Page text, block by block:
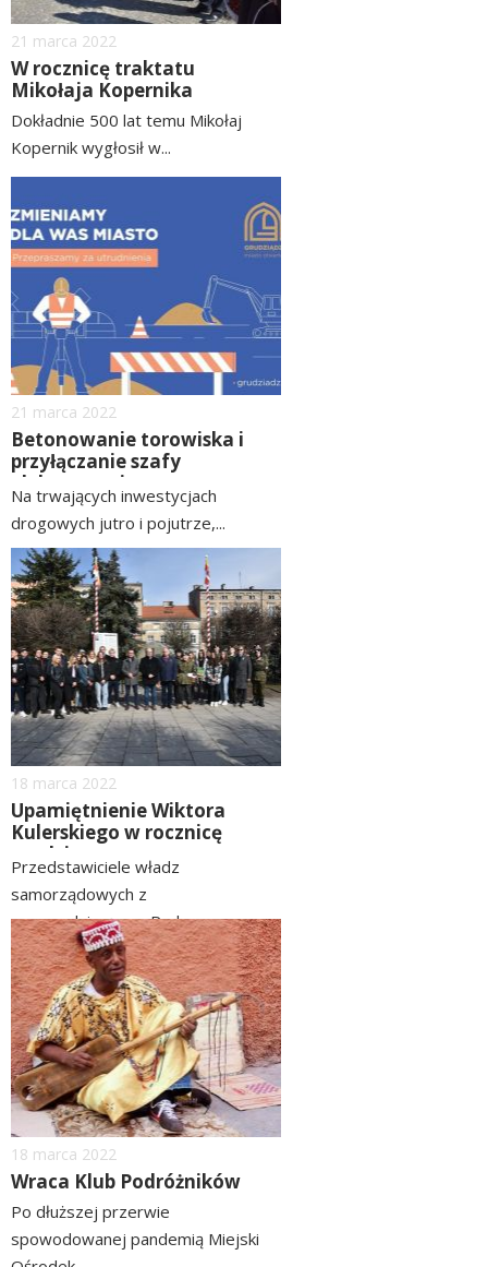
Dodano
21 marca 2022
W rocznicę traktatu
Mikołaja Kopernika
Dokładnie 500 lat temu Mikołaj
Kopernik wygłosił w...
czytaj
więcej
Dodano
21 marca 2022
Betonowanie torowiska i
przyłączanie szafy
elektrycznej
Na trwających inwestycjach
drogowych jutro i pojutrze,...
czytaj
więcej
Dodano
18 marca 2022
Upamiętnienie Wiktora
Kulerskiego w rocznicę
urodzin
Przedstawiciele władz
samorządowych z
przewodniczącym Rady...
czytaj
więcej
image
Dodano
18 marca 2022
Wraca Klub Podróżników
Po dłuższej przerwie
spowodowanej pandemią Miejski